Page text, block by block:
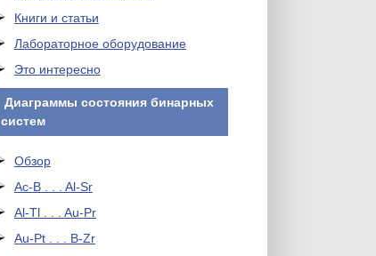
Книги и статьи
Лабораторное оборудование
Это интересно
Диаграммы состояния бинарных
систем
Обзор
Ac-B . . . Al-Sr
Al-Tl . . . Au-Pr
Au-Pt . . . B-Zr